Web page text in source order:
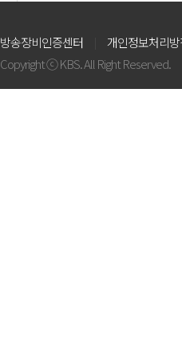
방송장비인증센터
개인정보처리
Copyright ⓒ KBS. All Right Reserved.